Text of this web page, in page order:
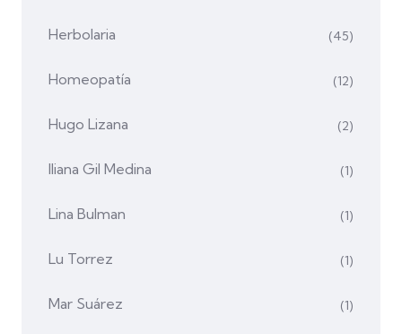
Herbolaria (45)
Homeopatía (12)
Hugo Lizana (2)
Iliana Gil Medina (1)
Lina Bulman (1)
Lu Torrez (1)
Mar Suárez (1)